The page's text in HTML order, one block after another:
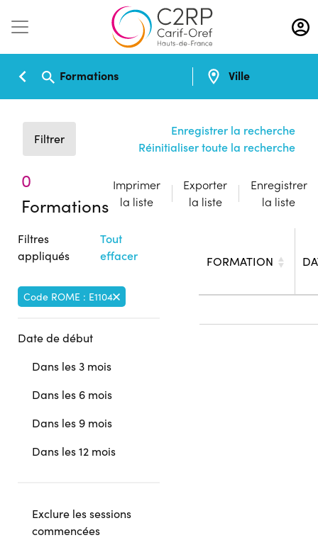
Aller
au
contenu
Formations Ville
Filtrer
Enregistrer la recherche
Réinitialiser toute la recherche
0
Formations
Imprimer
la liste
Exporter
la liste
Enregistrer
la liste
Filtres
appliqués
Tout
effacer
Code ROME : E1104
Date de début
Dans les 3 mois
Dans les 6 mois
Dans les 9 mois
Dans les 12 mois
Exclure les sessions
commencées
FORMATION